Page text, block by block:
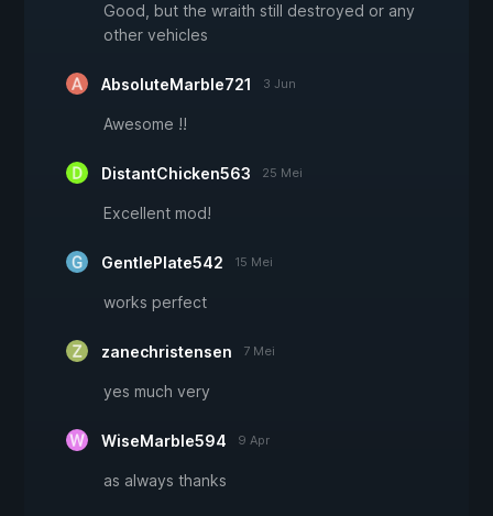
Good, but the wraith still destroyed or any
other vehicles
AbsoluteMarble721 3 Jun
Awesome !!
DistantChicken563 25 Mei
Excellent mod!
GentlePlate542 15 Mei
works perfect
zanechristensen 7 Mei
yes much very
WiseMarble594 9 Apr
as always thanks